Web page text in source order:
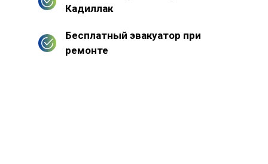
Кадиллак
Бесплатный эвакуатор при
ремонте